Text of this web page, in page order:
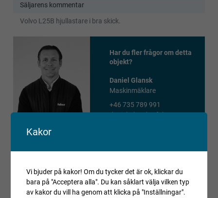
Säljarens kommentar
Volvo L25B hjullastare i bra skick.
Har du fler frågor om detta
objekt?
Daniel Glansk
Maskinmäklare
+46 735 789 991
daniel.glansk@fabeo.se
granskning av det text-, bild- och filmmaterial som finns
presenterat på objektet.
Kakor
Vi bjuder på kakor! Om du tycker det är ok, klickar du
bara på "Acceptera alla". Du kan såklart välja vilken typ
av kakor du vill ha genom att klicka på "Inställningar".